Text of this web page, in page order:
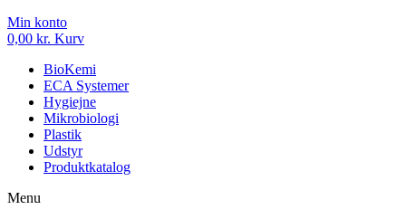
Min konto
0,00 kr. Kurv
BioKemi
ECA Systemer
Hygiejne
Mikrobiologi
Plastik
Udstyr
Produktkatalog
Menu